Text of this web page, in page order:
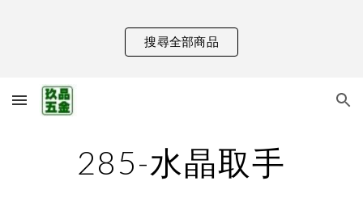
Skip to main content
搜尋全部商品
285-水晶取手